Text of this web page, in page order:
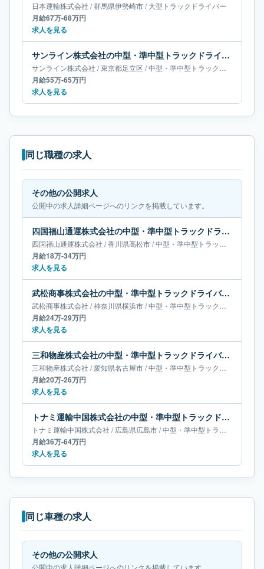
日本運輸株式会社 /群馬県伊勢崎市/大型トラックドライバー
月給67万-68万円
求人を見る
サンライン株式会社の中型・準中型トラックドライバー求人｜東京都足立区｜月給55万-65万円
サンライン株式会社 /東京都足立区 /中型・準中型トラックドライバー
月給55万-65万円
求人を見る
同じ職種の求人
その他の公開求人
公開中の求人詳細ページへのリンクを掲載しています。
四国福山通運株式会社の中型・準中型トラックドライバー求人｜香川県高松市｜月給18万-34万円
四国福山通運株式会社 /香川県高松市/中型・準中型トラックドライバー
月給18万-34万円
求人を見る
武松商事株式会社の中型・準中型トラックドライバー求人｜神奈川県横浜市｜月給24万-29万円
武松商事株式会社 /神奈川県横浜市/中型・準中型トラックドライバー
月給24万-29万円
求人を見る
三和物産株式会社の中型・準中型トラックドライバー求人｜愛知県名古屋市｜月給20万-26万円
三和物産株式会社 /愛知県名古屋市/中型・準中型トラックドライバー
月給20万-26万円
求人を見る
トナミ運輸中国株式会社の中型・準中型トラックドライバー求人｜広島県広島市｜月給36万-64万円
トナミ運輸中国株式会社 /広島県広島市/中型・準中型トラックドライバー
月給36万-64万円
求人を見る
同じ車種の求人
その他の公開求人
公開中の求人詳細ページへのリンクを掲載しています。